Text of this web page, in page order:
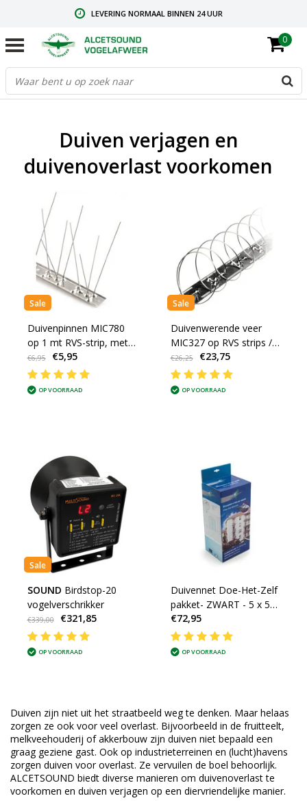
LEVERING NORMAAL BINNEN 24 UUR
GRATIS VERZENDING VANAF € 59,00
CONTACT: +31.73.2032137
0
Duiven verjagen en
duivenoverlast voorkomen
Sale
Duivenpinnen MIC780
op 1 mt RVS-strip, met
80 RVS pinnen 10 cm
hoog - 1 mt/st
€6,95 €5,95
OP VOORRAAD
Sale
Duivenwerende veer
MIC327 op RVS strips /
blister van 4 veren -
goed voor 5 meter
€26,25 €23,75
OP VOORRAAD
Sale
SOUND Birdstop-20
vogelverschrikker
€339,00 €321,85
OP VOORRAAD
Duivennet Doe-Het-Zelf
pakket- ZWART - 5 x 5
m = 25 m2
€72,95
OP VOORRAAD
Duiven zijn niet uit het straatbeeld weg te denken. Maar helaas
zorgen ze ook voor veel overlast. Bijvoorbeeld in de fruitteelt,
melkveehouderij of akkerbouw zijn duiven niet bepaald een
graag geziene gast. Ook op industrieterreinen en (lucht)havens
zorgen duiven voor overlast. Ze vervuilen de boel behoorlijk.
ALCETSOUND biedt diverse manieren om duivenoverlast te
voorkomen en duiven verjagen op een diervriendelijke manier.